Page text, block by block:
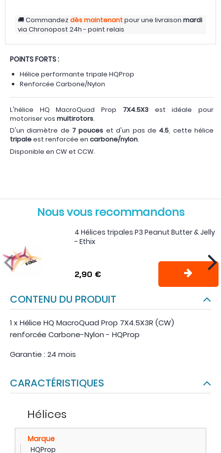
Commandezdès maintenantpour une livraison mardi
via Chronopost 24h - point relais
POINTS FORTS :
Hélice performante tripale HQProp
Renforcée Carbone/Nylon
L'hélice HQ MacroQuad Prop 7X4.5X3est idéale pour
motoriser vos multirotors.
D'un diamètre de 7 pouces et d'un pas de 4.5, cette hélice
tripaleest renforcée en carbone/nylon.
Disponible en CW et CCW.
Nous vous recommandons
4 Hélices tripales P3 Peanut Butter & Jelly
- Ethix
2,90 €
CONTENU DU PRODUIT
1 x Hélice HQ MacroQuad Prop 7X4.5X3R (CW)
renforcée Carbone-Nylon - HQProp
Garantie : 24 mois
CARACTÉRISTIQUES
Hélices
Marque
HQProp